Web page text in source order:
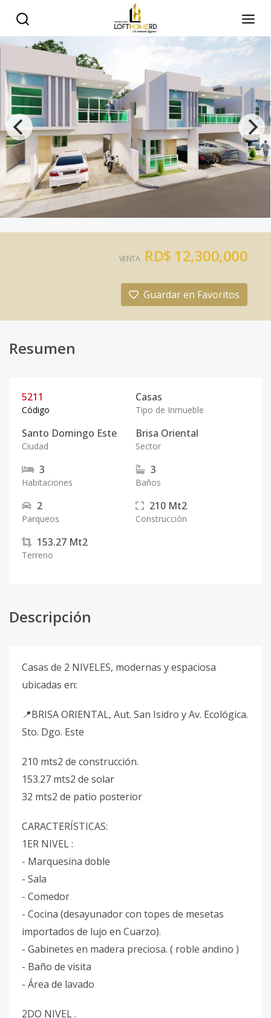
VENTA RD$ 12,300,000
Guardar en Favoritos
Resumen
5211
Código
Casas
Tipo de Inmueble
Santo Domingo Este
Ciudad
Brisa Oriental
Sector
3
Habitaciones
3
Baños
2
Parqueos
210 Mt2
Construcción
153.27 Mt2
Terreno
Descripción
Casas de 2 NIVELES, modernas y espaciosa
ubicadas en:
📍BRISA ORIENTAL, Aut. San Isidro y Av. Ecológica.
Sto. Dgo. Este
210 mts2 de construcción.
153.27 mts2 de solar
32 mts2 de patio posterior
CARACTERÍSTICAS:
1ER NIVEL :
- Marquesina doble
- Sala
- Comedor
- Cocina (desayunador con topes de mesetas
importados de lujo en Cuarzo).
- Gabinetes en madera preciosa. ( roble andino )
- Baño de visita
- ⁠Área de lavado⁠
2DO NIVEL .